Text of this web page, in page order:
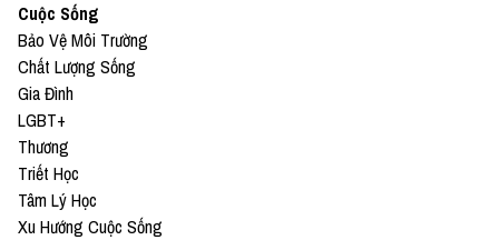
Cuộc Sống
Bảo Vệ Môi Trường
Chất Lượng Sống
Gia Đình
LGBT+
Thương
Triết Học
Tâm Lý Học
Xu Hướng Cuộc Sống